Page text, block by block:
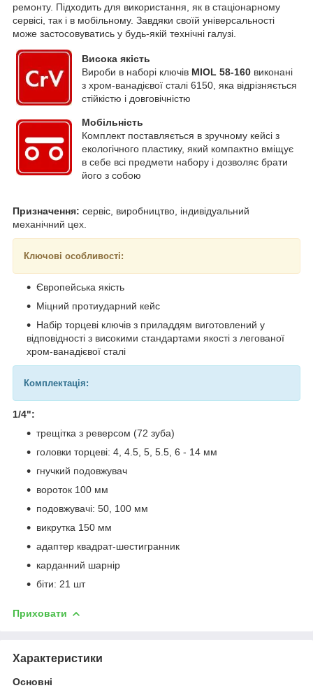
ремонту. Підходить для використання, як в стаціонарному
сервісі, так і в мобільному. Завдяки своїй універсальності
може застосовуватись у будь-якій технічні галузі.
Висока якість
Вироби в наборі ключів MIOL 58-160 виконані
з хром-ванадієвої сталі 6150, яка відрізняється
стійкістю і довговічністю
Мобільність
Комплект поставляється в зручному кейсі з
екологічного пластику, який компактно вміщує
в себе всі предмети набору і дозволяє брати
його з собою
Призначення: сервіс, виробництво, індивідуальний
механічний цех.
Ключові особливості:
Європейська якість
Міцний протиударний кейс
Набір торцеві ключів з приладдям виготовлений у
відповідності з високими стандартами якості з легованої
хром-ванадієвої сталі
Комплектація:
1/4":
трещітка з реверсом (72 зуба)
головки торцеві: 4, 4.5, 5, 5.5, 6 - 14 мм
гнучкий подовжувач
вороток 100 мм
подовжувачі: 50, 100 мм
викрутка 150 мм
адаптер квадрат-шестигранник
карданний шарнір
біти: 21 шт
Приховати
Характеристики
Основні